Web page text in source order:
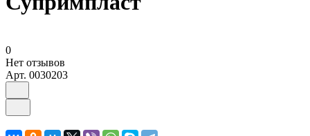
0
Нет отзывов
Арт. 0030203